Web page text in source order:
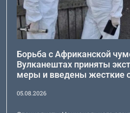
Борьба с Африканской
Вулканештах приняты
меры и введены жесткие
05.08.2026